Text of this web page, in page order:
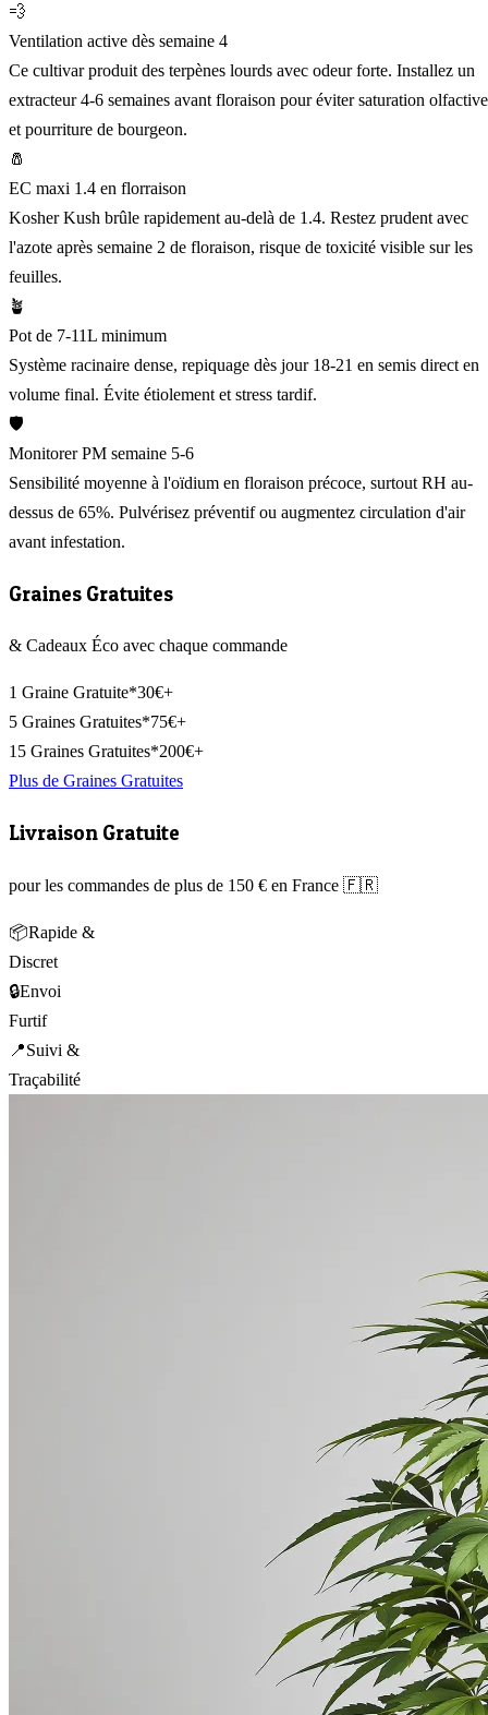
💨
Ventilation active dès semaine 4
Ce cultivar produit des terpènes lourds avec odeur forte. Installez un
extracteur 4-6 semaines avant floraison pour éviter saturation olfactive
et pourriture de bourgeon.
🧂
EC maxi 1.4 en florraison
Kosher Kush brûle rapidement au-delà de 1.4. Restez prudent avec
l'azote après semaine 2 de floraison, risque de toxicité visible sur les
feuilles.
🪴
Pot de 7-11L minimum
Système racinaire dense, repiquage dès jour 18-21 en semis direct en
volume final. Évite étiolement et stress tardif.
🛡️
Monitorer PM semaine 5-6
Sensibilité moyenne à l'oïdium en floraison précoce, surtout RH au-
dessus de 65%. Pulvérisez préventif ou augmentez circulation d'air
avant infestation.
Graines Gratuites
& Cadeaux Éco avec chaque commande
1 Graine Gratuite*30€+
5 Graines Gratuites*75€+
15 Graines Gratuites*200€+
Plus de Graines Gratuites
Livraison Gratuite
pour les commandes de plus de 150 € en France 🇫🇷
📦Rapide &
Discret
🔒Envoi
Furtif
📍Suivi &
Traçabilité